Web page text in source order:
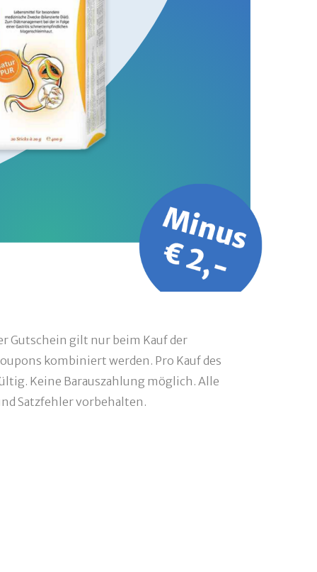
Gutschein gilt nur beim Kauf der
kombiniert werden. Pro Kauf des
Keine Barauszahlung möglich. Alle
Satzfehler vorbehalten.